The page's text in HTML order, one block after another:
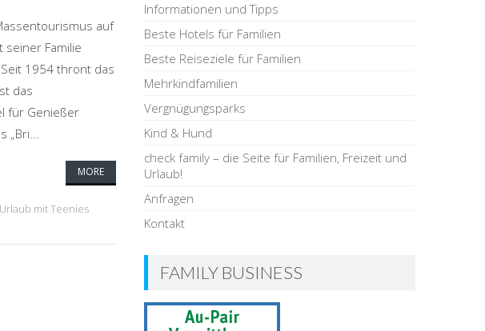
auf
seiner Familie
1954 thront das
das
für Genießer
„Bri...
MORE
Urlaub mit Teenies
Informationen und Tipps
Beste Hotels für Familien
Beste Reiseziele für Familien
Mehrkindfamilien
Vergnügungsparks
Kind & Hund
check family – die Seite für Familien, Freizeit und
Urlaub!
Anfragen
Kontakt
FAMILY BUSINESS